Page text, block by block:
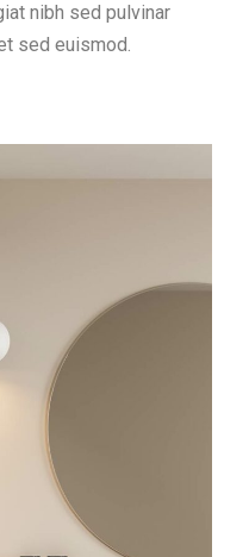
nibh sed pulvinar
sed euismod.